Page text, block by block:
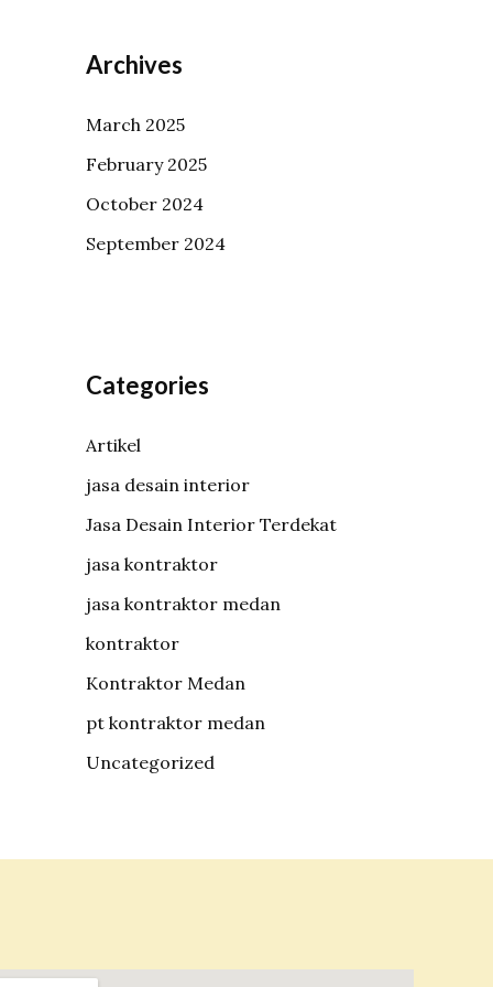
Archives
March 2025
February 2025
October 2024
September 2024
Categories
Artikel
jasa desain interior
Jasa Desain Interior Terdekat
jasa kontraktor
jasa kontraktor medan
kontraktor
Kontraktor Medan
pt kontraktor medan
Uncategorized